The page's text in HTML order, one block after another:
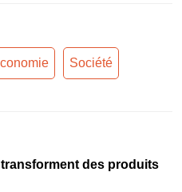
Société
des produits